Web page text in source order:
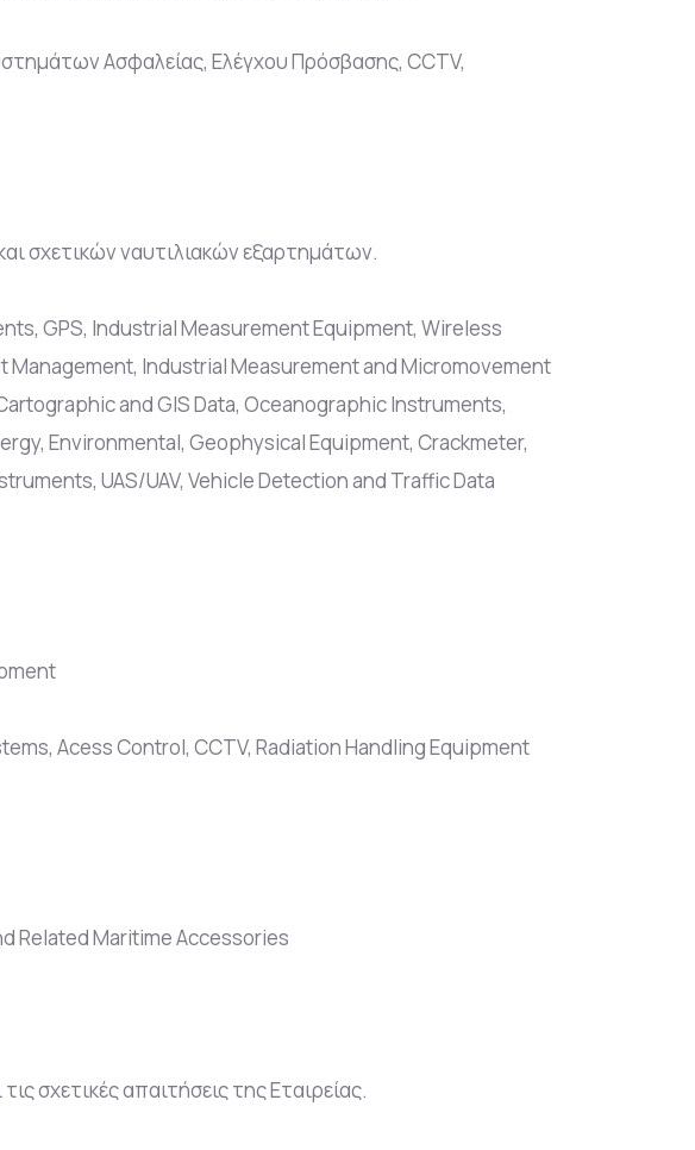
Ασφαλείας, Ελέγχου Πρόσβασης, CCTV,
σχετικών ναυτιλιακών εξαρτημάτων.
GPS, Industrial Measurement Equipment, Wireless
Management, Industrial Measurement and Micromovement
and GIS Data, Oceanographic Instruments,
Environmental, Geophysical Equipment, Crackmeter,
UAS/UAV, Vehicle Detection and Traffic Data
Acess Control, CCTV, Radiation Handling Equipment
Related Maritime Accessories
σχετικές απαιτήσεις της Εταιρείας.